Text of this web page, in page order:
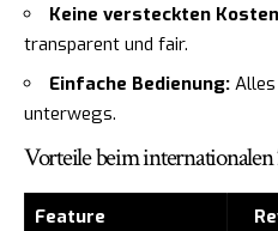
Keine versteckten
transparent und fair.
Einfache Bedienung:
unterwegs.
Vorteile beim
Feature